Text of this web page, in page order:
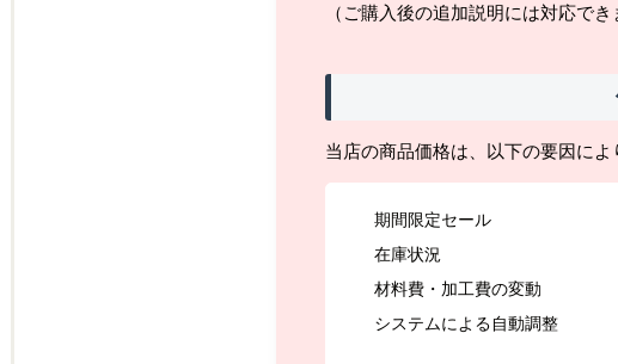
（ご購入後の追加説明には対応でき
当店の商品価格は、以下の要因によ
期間限定セール
在庫状況
材料費・加工費の変動
システムによる自動調整